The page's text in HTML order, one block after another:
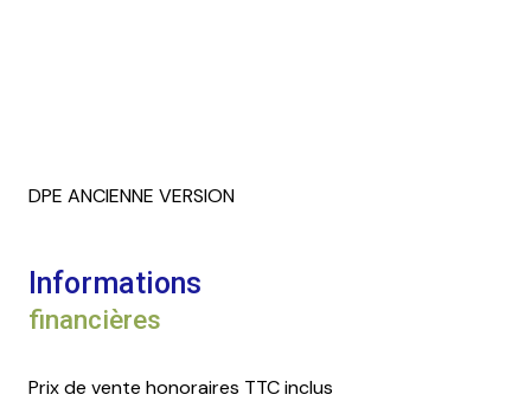
DPE ANCIENNE VERSION
Informations
financières
Prix de vente honoraires TTC inclus